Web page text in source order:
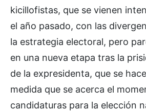
kicillofistas, que se vienen
el año pasado, con las
la estrategia electoral, pero
en una nueva etapa tras la
de la expresidenta, que se
medida que se acerca el
candidaturas para la elección